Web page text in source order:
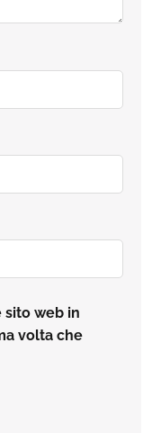
sito web in
volta che